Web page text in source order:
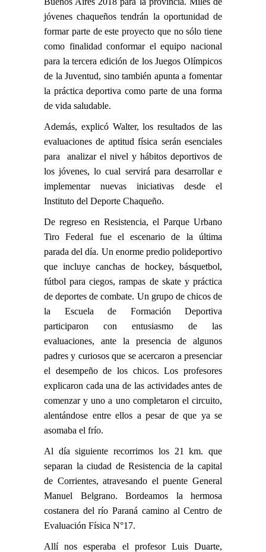
jóvenes chaqueños tendrán la oportunidad de
formar parte de este proyecto que no sólo tiene
como finalidad conformar el equipo nacional
para la tercera edición de los Juegos Olímpicos
de la Juventud, sino también apunta a fomentar
la práctica deportiva como parte de una forma
de vida saludable.
Además, explicó Walter, los resultados de las
evaluaciones de aptitud física serán esenciales
para analizar el nivel y hábitos deportivos de
los jóvenes, lo cual servirá para desarrollar e
implementar nuevas iniciativas desde el
Instituto del Deporte Chaqueño.
De regreso en Resistencia, el Parque Urbano
Tiro Federal fue el escenario de la última
parada del día. Un enorme predio polideportivo
que incluye canchas de hockey, básquetbol,
fútbol para ciegos, rampas de skate y práctica
de deportes de combate. Un grupo de chicos de
la Escuela de Formación Deportiva
participaron con entusiasmo de las
evaluaciones, ante la presencia de algunos
padres y curiosos que se acercaron a presenciar
el desempeño de los chicos. Los profesores
explicaron cada una de las actividades antes de
comenzar y uno a uno completaron el circuito,
alentándose entre ellos a pesar de que ya se
asomaba el frío.
Al día siguiente recorrimos los 21 km. que
separan la ciudad de Resistencia de la capital
de Corrientes, atravesando el puente General
Manuel Belgrano. Bordeamos la hermosa
costanera del río Paraná camino al Centro de
Evaluación Física N°17.
Allí nos esperaba el profesor Luis Duarte,